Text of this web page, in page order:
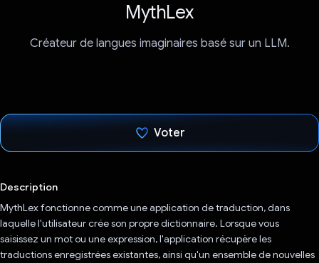
MythLex
Créateur de langues imaginaires basé sur un LLM.
Voter
Description
MythLex fonctionne comme une application de traduction, dans
laquelle l'utilisateur crée son propre dictionnaire. Lorsque vous
saisissez un mot ou une expression, l'application récupère les
traductions enregistrées existantes, ainsi qu'un ensemble de nouvelles